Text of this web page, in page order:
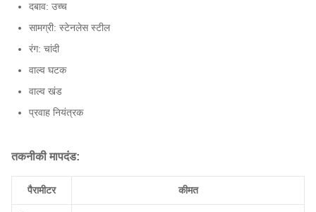
दबाव: उच्च
सामग्री: स्टेनलेस स्टील
रंग: चांदी
वाल्व घटक
वाल्व खंड
प्रवाह नियंत्रक
तकनीकी मापदंड:
पैरामीटर कीमत